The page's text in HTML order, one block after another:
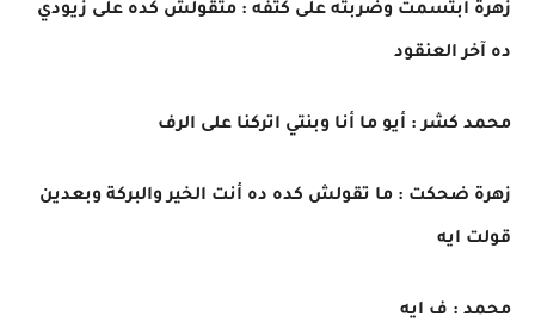
زهرة ابتسمت وضربته على كتفه : متقولش كده على زيودي
ده آخر العنقود
محمد كشر : أيو ما أنا وبنتي اتركنا على الرف
زهرة ضحكت : ما تقولش كده ده أنت الخير والبركة وبعدين
قولت ايه
محمد : ف ايه